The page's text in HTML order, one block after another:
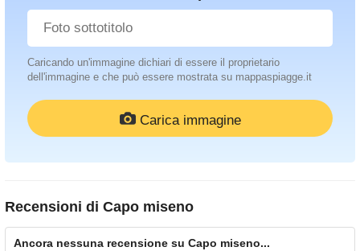
Caricando un'immagine dichiari di essere il proprietario
dell'immagine e che può essere mostrata su mappaspiagge.it
Carica immagine
Recensioni di Capo miseno
Ancora nessuna recensione su Capo miseno...